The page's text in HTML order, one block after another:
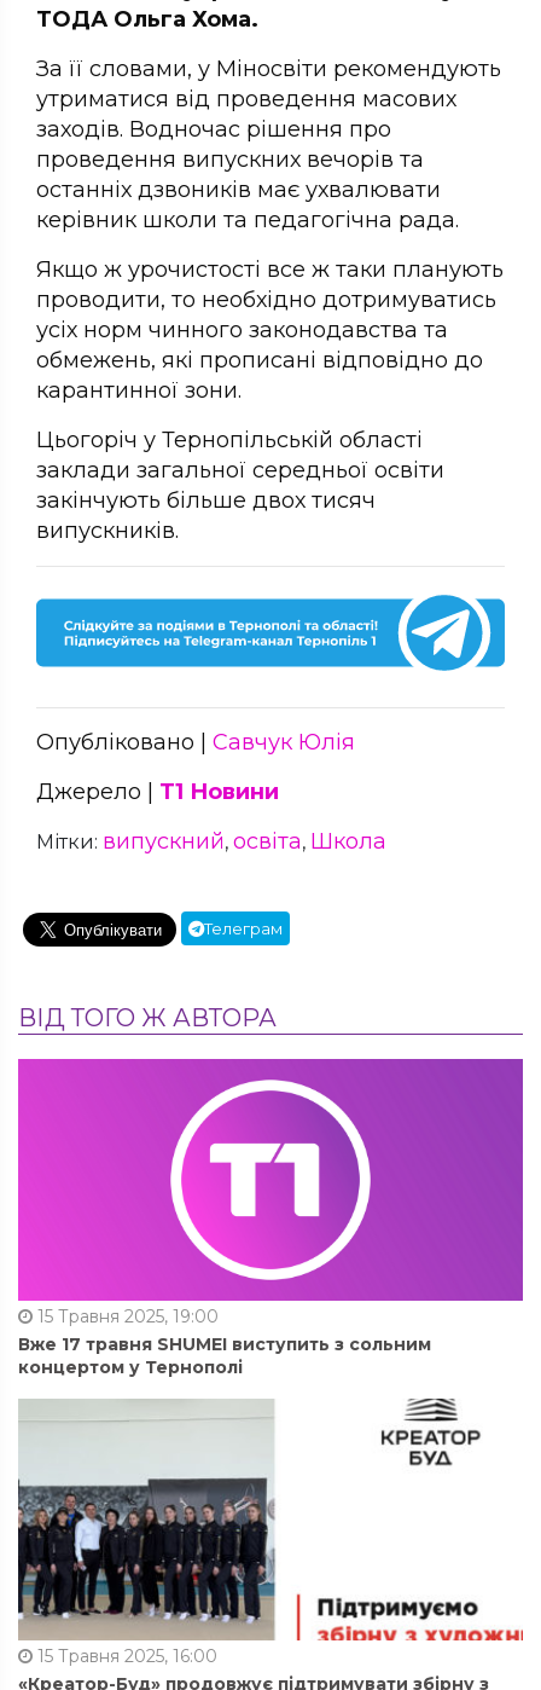
ТОДА Ольга Хома.
За її словами, у Міносвіти рекомендують
утриматися від проведення масових
заходів. Водночас рішення про
проведення випускних вечорів та
останніх дзвоників має ухвалювати
керівник школи та педагогічна рада.
Якщо ж урочистості все ж таки планують
проводити, то необхідно дотримуватись
усіх норм чинного законодавства та
обмежень, які прописані відповідно до
карантинної зони.
Цьогоріч у Тернопільській області
заклади загальної середньої освіти
закінчують більше двох тисяч
випускників.
Опубліковано | Савчук Юлія
Джерело | Т1 Новини
Мітки: випускний, освіта, Школа
Телеграм
ВІД ТОГО Ж АВТОРА
15 Травня 2025, 19:00
Вже 17 травня SHUMEI виступить з сольним
концертом у Тернополі
15 Травня 2025, 16:00
«Креатор-Буд» продовжує підтримувати збірну з